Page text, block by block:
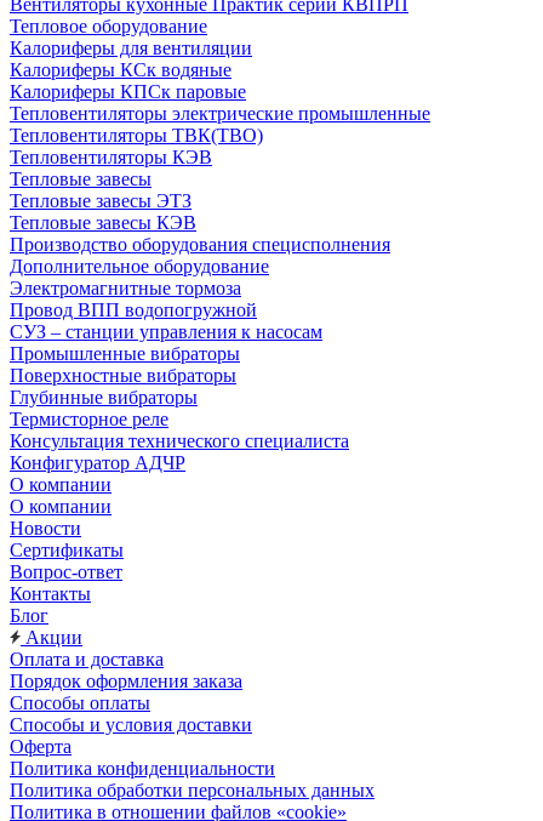
Вентиляторы кухонные Практик серии КВПРП
Тепловое оборудование
Калориферы для вентиляции
Калориферы КСк водяные
Калориферы КПСк паровые
Тепловентиляторы электрические промышленные
Тепловентиляторы ТВК(ТВО)
Тепловентиляторы КЭВ
Тепловые завесы
Тепловые завесы ЭТЗ
Тепловые завесы КЭВ
Производство оборудования специсполнения
Дополнительное оборудование
Электромагнитные тормоза
Провод ВПП водопогружной
СУЗ – станции управления к насосам
Промышленные вибраторы
Поверхностные вибраторы
Глубинные вибраторы
Термисторное реле
Консультация технического специалиста
Конфигуратор АДЧР
О компании
О компании
Новости
Сертификаты
Вопрос-ответ
Контакты
Блог
Акции
Оплата и доставка
Порядок оформления заказа
Способы оплаты
Способы и условия доставки
Оферта
Политика конфиденциальности
Политика обработки персональных данных
Политика в отношении файлов «cookie»